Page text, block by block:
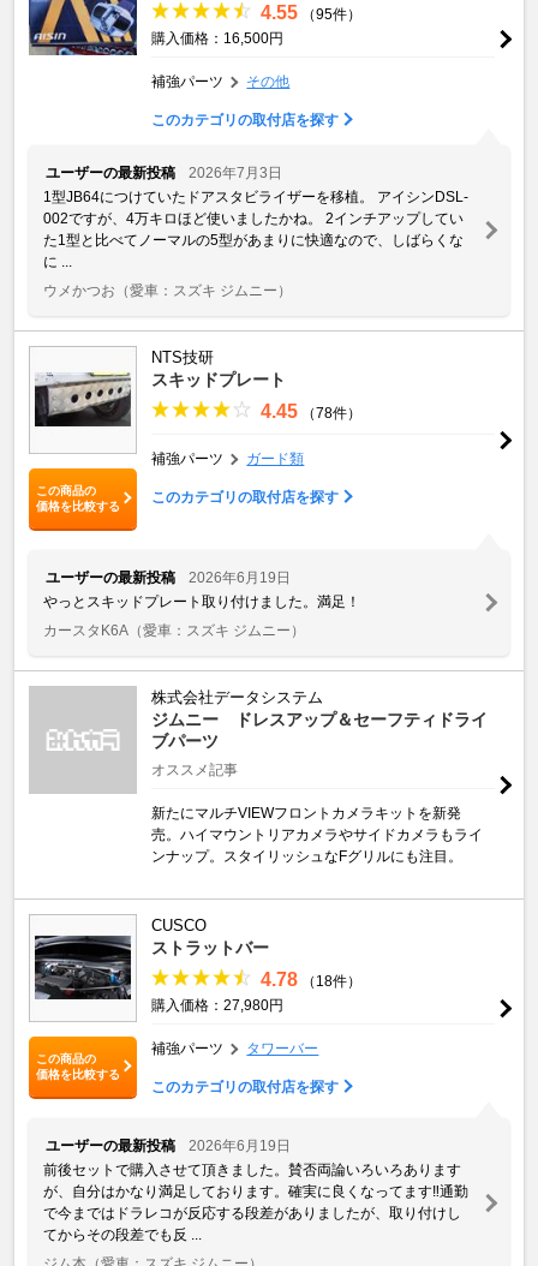
4.55
（95件）
購入価格：16,500円
補強パーツ その他
このカテゴリの取付店を探す
ユーザーの最新投稿
2026年7月3日
1型JB64につけていたドアスタビライザーを移植。 アイシンDSL-
002ですが、4万キロほど使いましたかね。 2インチアップしてい
た1型と比べてノーマルの5型があまりに快適なので、しばらくな
に ...
ウメかつお （愛車：スズキ ジムニー）
この商品の
価格を比較する
NTS技研
スキッドプレート
4.45 （78件）
補強パーツ ガード類
このカテゴリの取付店を探す
ユーザーの最新投稿
2026年6月19日
やっとスキッドプレート取り付けました。満足！
カースタK6A （愛車：スズキ ジムニー）
株式会社データシステム
ジムニー ドレスアップ＆セーフティドライ
ブパーツ
オススメ記事
新たにマルチVIEWフロントカメラキットを新発
売。ハイマウントリアカメラやサイドカメラもライ
ンナップ。スタイリッシュなFグリルにも注目。
この商品の
価格を比較する
CUSCO
ストラットバー
4.78
（18件）
購入価格：27,980円
補強パーツ タワーバー
このカテゴリの取付店を探す
ユーザーの最新投稿
2026年6月19日
前後セットで購入させて頂きました。賛否両論いろいろあります
が、自分はかなり満足しております。確実に良くなってます‼️通勤
で今まではドラレコが反応する段差がありましたが、取り付けし
てからその段差でも反 ...